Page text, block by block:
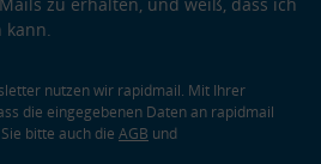
nutzen wir rapidmail. Mit Ihrer
die eingegebenen Daten an rapidmail
bitte auch die AGB und